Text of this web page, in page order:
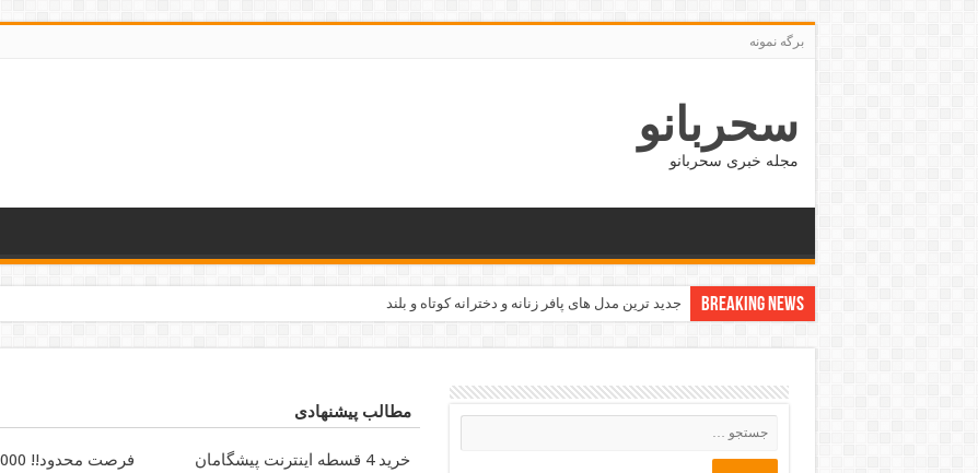
برگه نمونه
سحربانو
مجله خبری سحربانو
Breaking News بهترین کسب و کار و شغل های نیمه وقت مناسب دانشجویان
مطالب پیشنهادی
خرید 4 قسطه اینترنت پیشگامان